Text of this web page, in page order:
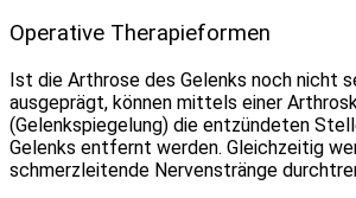
Operative Therapieformen
Ist die Arthrose des Gelenks noch nicht
ausgeprägt, können mittels einer
(Gelenkspiegelung) die entzündeten
Gelenks entfernt werden. Gleichzeitig
schmerzleitende Nervenstränge